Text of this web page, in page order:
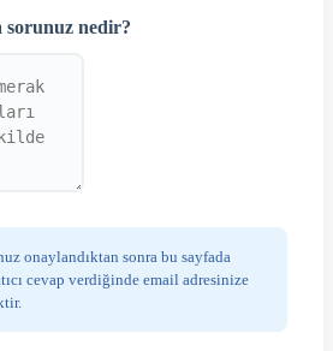
sorunuz nedir?
onaylandıktan sonra bu sayfada
cevap verdiğinde email adresinize